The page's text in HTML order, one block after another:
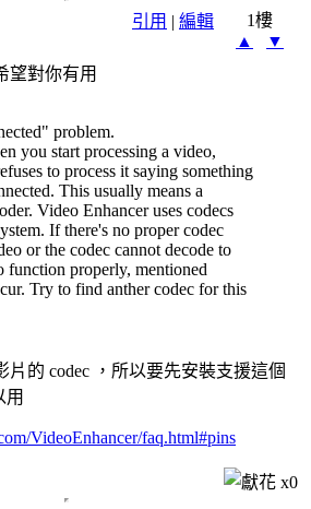
引用 | 編輯
1樓
▲
▼
望對你有用
problem.
you start processing a video,
to process it saying something
This usually means a
Video Enhancer uses codecs
If there's no proper codec
or the codec cannot decode to
function properly, mentioned
Try to find anther codec for this
片的 codec ，所以要先安裝支援這個
用
VideoEnhancer/faq.html#pins
x0